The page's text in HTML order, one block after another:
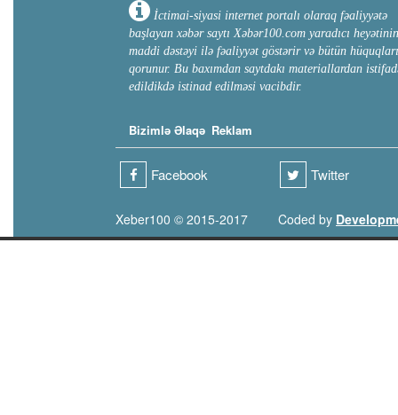
İctimai-siyasi internet portalı olaraq fəaliyyətə
başlayan xəbər saytı Xəbər100.com yaradıcı heyətinin
maddi dəstəyi ilə fəaliyyət göstərir və bütün hüquqları
qorunur. Bu baxımdan saytdakı materiallardan
edildikdə istinad edilməsi vacibdir.
Bizimlə Əlaqə Reklam
Facebook Twitter
Xeber100 © 2015-2017 Coded by